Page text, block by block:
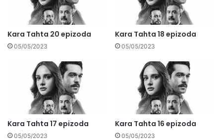
Kara Tahta 20 epizoda
05/05/2023
Kara Tahta 18 epizoda
05/05/2023
Kara Tahta 17 epizoda
05/05/2023
Kara Tahta 16 epizoda
05/05/2023